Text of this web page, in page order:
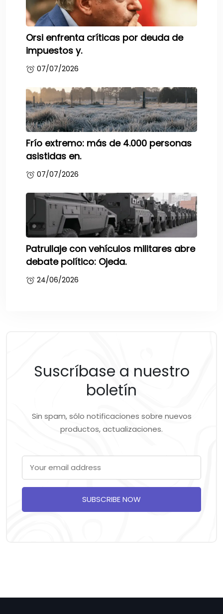
Orsi enfrenta críticas por deuda de
impuestos y.
07/07/2026
Frío extremo: más de 4.000 personas
asistidas en.
07/07/2026
Patrullaje con vehículos militares abre
debate político: Ojeda.
24/06/2026
Suscríbase a nuestro
boletín
Sin spam, sólo notificaciones sobre nuevos
productos, actualizaciones.
SUBSCRIBE NOW